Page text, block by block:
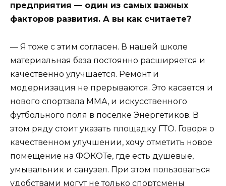
предприятия — один из самых важных
факторов развития. А вы как считаете?
— Я тоже с этим согласен. В нашей школе
материальная база постоянно расширяется и
качественно улучшается. Ремонт и
модернизация не прерываются. Это касается и
нового спортзала ММА, и искусственного
футбольного поля в поселке Энергетиков. В
этом ряду стоит указать площадку ГТО. Говоря о
качественном улучшении, хочу отметить новое
помещение на ФОКОТе, где есть душевые,
умывальник и санузел. При этом пользоваться
удобствами могут не только спортсмены